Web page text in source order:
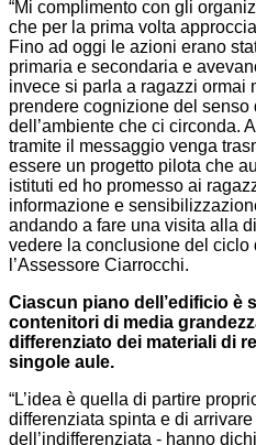
“Mi complimento con gli
che per la prima volta
Fino ad oggi le azioni erano
primaria e secondaria e
invece si parla a ragazzi ormai
prendere cognizione del senso
dell’ambiente che ci circonda.
tramite il messaggio venga
essere un progetto pilota che
istituti ed ho promesso ai
informazione e
andando a fare una visita alla
vedere la conclusione del ciclo
l’Assessore Ciarrocchi.
Ciascun piano dell’edificio è
contenitori di media
differenziato dei materiali di
singole aule.
“L’idea è quella di partire
differenziata spinta e di
dell’indifferenziata - hanno